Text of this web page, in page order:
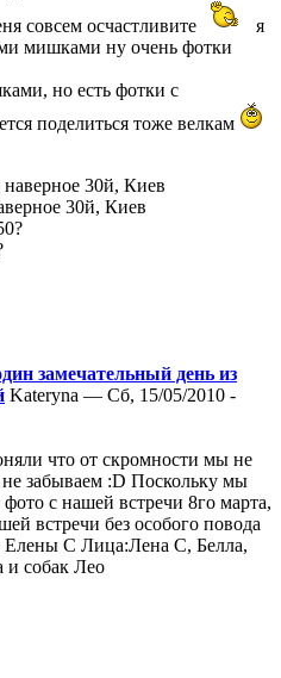
совсем осчастливите
я
мишками ну очень фотки
но есть фотки с
поделиться тоже велкам
30й, Киев
замечательный день из
Kateryna — Сб, 15/05/2010 -
что от скромности мы не
забываем :D Поскольку мы
с нашей встречи 8го марта,
встречи без особого повода
С Лица:Лена С, Белла,
и собак Лео